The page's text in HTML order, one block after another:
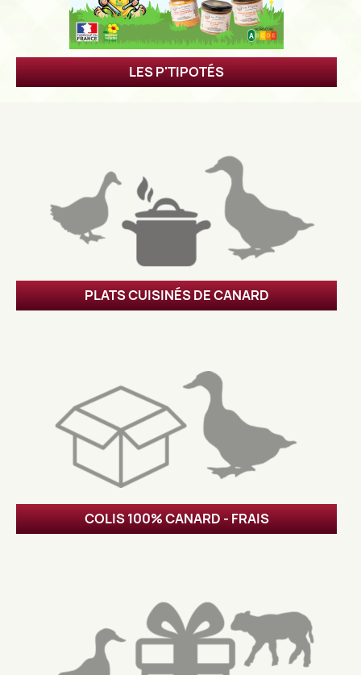
LES P'TIPOTÉS
PLATS CUISINÉS DE CANARD
COLIS 100% CANARD - FRAIS